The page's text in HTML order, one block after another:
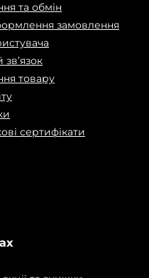
та обмін
замовлення
зв’язок
товару
сертифікати